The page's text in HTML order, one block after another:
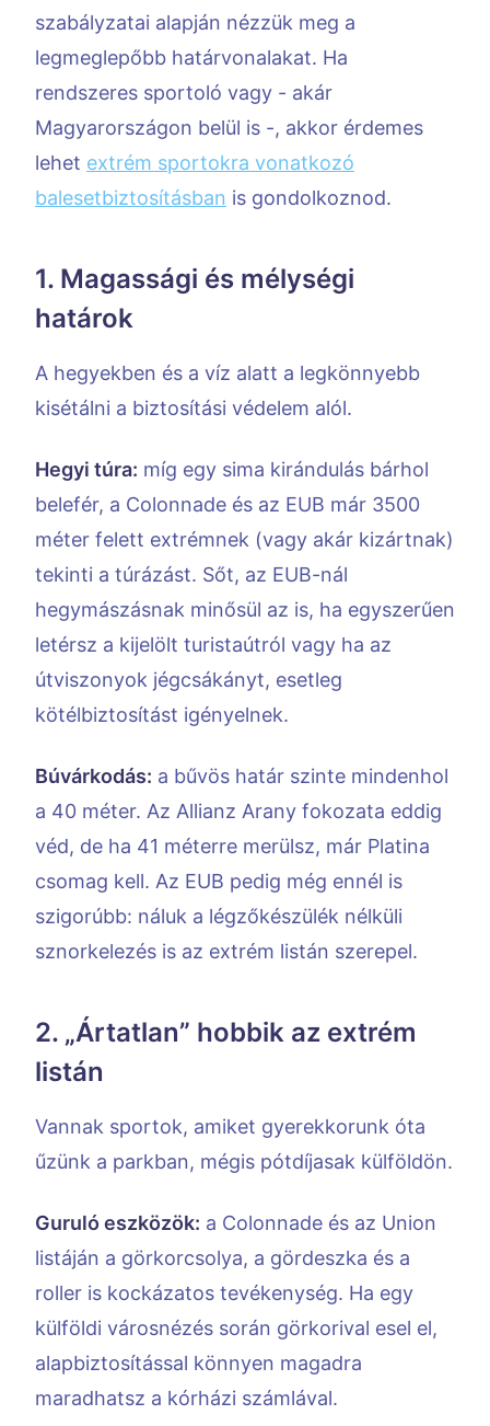
szabályzatai alapján nézzük meg a
legmeglepőbb határvonalakat. Ha
rendszeres sportoló vagy - akár
Magyarországon belül is -, akkor érdemes
lehet extrém sportokra vonatkozó
balesetbiztosításban is gondolkoznod.
1. Magassági és mélységi
határok
A hegyekben és a víz alatt a legkönnyebb
kisétálni a biztosítási védelem alól.
Hegyi túra: míg egy sima kirándulás bárhol
belefér, a Colonnade és az EUB már 3500
méter felett extrémnek (vagy akár kizártnak)
tekinti a túrázást. Sőt, az EUB-nál
hegymászásnak minősül az is, ha egyszerűen
letérsz a kijelölt turistaútról vagy ha az
útviszonyok jégcsákányt, esetleg
kötélbiztosítást igényelnek.
Búvárkodás: a bűvös határ szinte mindenhol
a 40 méter. Az Allianz Arany fokozata eddig
véd, de ha 41 méterre merülsz, már Platina
csomag kell. Az EUB pedig még ennél is
szigorúbb: náluk a légzőkészülék nélküli
sznorkelezés is az extrém listán szerepel.
2. „Ártatlan” hobbik az extrém
listán
Vannak sportok, amiket gyerekkorunk óta
űzünk a parkban, mégis pótdíjasak külföldön.
Guruló eszközök: a Colonnade és az Union
listáján a görkorcsolya, a gördeszka és a
roller is kockázatos tevékenység. Ha egy
külföldi városnézés során görkorival esel el,
alapbiztosítással könnyen magadra
maradhatsz a kórházi számlával.